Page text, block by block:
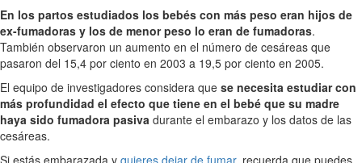
En los partos estudiados los bebés con más peso eran hijos de
ex-fumadoras y los de menor peso lo eran de fumadoras.
También observaron un aumento en el número de cesáreas que
pasaron del 15,4 por ciento en 2003 a 19,5 por ciento en 2005.
El equipo de investigadores considera que se necesita estudiar con
más profundidad el efecto que tiene en el bebé que su madre
haya sido fumadora pasiva durante el embarazo y los datos de las
cesáreas.